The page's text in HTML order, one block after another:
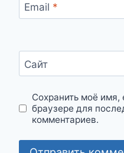
Email *
Сайт
Сохранить моё имя,
браузере для
комментариев.